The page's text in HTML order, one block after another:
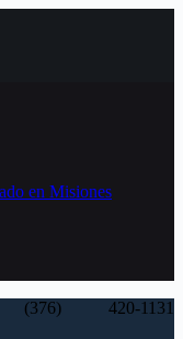
en Misiones
420-1131